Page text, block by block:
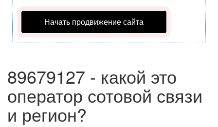
Начать продвижение сайта
89679127 - какой это
оператор сотовой связи
и регион?